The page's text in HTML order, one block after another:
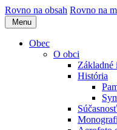
Rovno na obsah Rovno na
Menu
Obec
O obci
Základné
História